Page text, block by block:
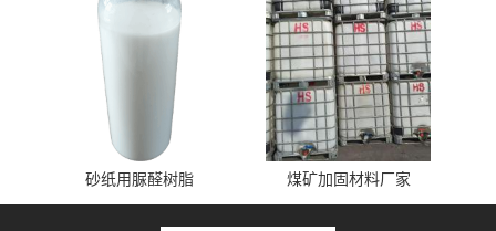
砂纸用脲醛树脂 煤矿加固材料厂家